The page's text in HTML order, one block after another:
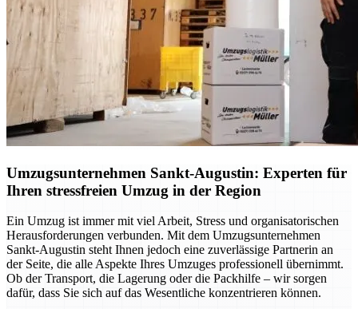
Umzugsunternehmen Sankt-Augustin: Experten für
Ihren stressfreien Umzug in der Region
Ein Umzug ist immer mit viel Arbeit, Stress und organisatorischen
Herausforderungen verbunden. Mit dem Umzugsunternehmen
Sankt-Augustin steht Ihnen jedoch eine zuverlässige Partnerin an
der Seite, die alle Aspekte Ihres Umzuges professionell übernimmt.
Ob der Transport, die Lagerung oder die Packhilfe – wir sorgen
dafür, dass Sie sich auf das Wesentliche konzentrieren können.